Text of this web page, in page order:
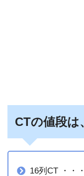
CTの値段は
16列CT ・・